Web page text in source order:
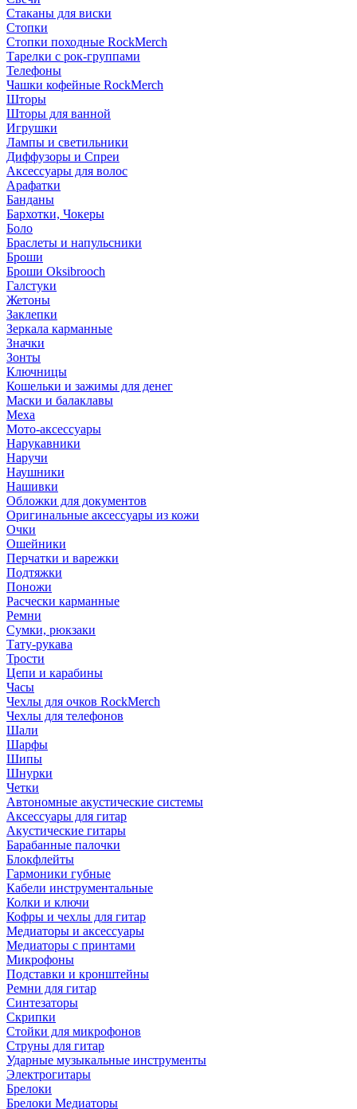
Стаканы для виски
Стопки
Стопки походные RockMerch
Тарелки с рок-группами
Телефоны
Чашки кофейные RockMerch
Шторы
Шторы для ванной
Игрушки
Лампы и светильники
Диффузоры и Спреи
Аксессуары для волос
Арафатки
Банданы
Бархотки, Чокеры
Боло
Браслеты и напульсники
Броши
Броши Oksibrooch
Галстуки
Жетоны
Заклепки
Зеркала карманные
Значки
Зонты
Ключницы
Кошельки и зажимы для денег
Маски и балаклавы
Меха
Мото-аксессуары
Нарукавники
Наручи
Наушники
Нашивки
Обложки для документов
Оригинальные аксессуары из кожи
Очки
Ошейники
Перчатки и варежки
Подтяжки
Поножи
Расчески карманные
Ремни
Сумки, рюкзаки
Тату-рукава
Трости
Цепи и карабины
Часы
Чехлы для очков RockMerch
Чехлы для телефонов
Шали
Шарфы
Шипы
Шнурки
Четки
Автономные акустические системы
Аксессуары для гитар
Акустические гитары
Барабанные палочки
Блокфлейты
Гармоники губные
Кабели инструментальные
Колки и ключи
Кофры и чехлы для гитар
Медиаторы и аксессуары
Медиаторы с принтами
Микрофоны
Подставки и кронштейны
Ремни для гитар
Синтезаторы
Скрипки
Стойки для микрофонов
Струны для гитар
Ударные музыкальные инструменты
Электрогитары
Брелоки
Брелоки Медиаторы